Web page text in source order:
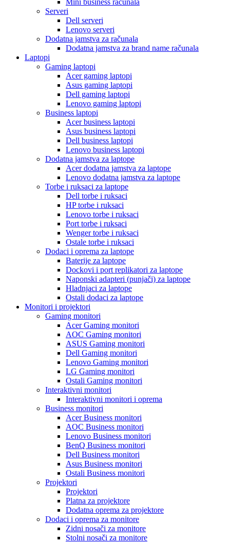
Mini business računala
Serveri
Dell serveri
Lenovo serveri
Dodatna jamstva za računala
Dodatna jamstva za brand name računala
Laptopi
Gaming laptopi
Acer gaming laptopi
Asus gaming laptopi
Dell gaming laptopi
Lenovo gaming laptopi
Business laptopi
Acer business laptopi
Asus business laptopi
Dell business laptopi
Lenovo business laptopi
Dodatna jamstva za laptope
Acer dodatna jamstva za laptope
Lenovo dodatna jamstva za laptope
Torbe i ruksaci za laptope
Dell torbe i ruksaci
HP torbe i ruksaci
Lenovo torbe i ruksaci
Port torbe i ruksaci
Wenger torbe i ruksaci
Ostale torbe i ruksaci
Dodaci i oprema za laptope
Baterije za laptope
Dockovi i port replikatori za laptope
Naponski adapteri (punjači) za laptope
Hladnjaci za laptope
Ostali dodaci za laptope
Monitori i projektori
Gaming monitori
Acer Gaming monitori
AOC Gaming monitori
ASUS Gaming monitori
Dell Gaming monitori
Lenovo Gaming monitori
LG Gaming monitori
Ostali Gaming monitori
Interaktivni monitori
Interaktivni monitori i oprema
Business monitori
Acer Business monitori
AOC Business monitori
Lenovo Business monitori
BenQ Business monitori
Dell Business monitori
Asus Business monitori
Ostali Business monitori
Projektori
Projektori
Platna za projektore
Dodatna oprema za projektore
Dodaci i oprema za monitore
Zidni nosači za monitore
Stolni nosači za monitore